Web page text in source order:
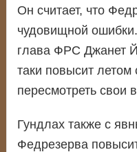
Он считает, что
чудовищной
глава ФРС Джанет
таки повысит летом
пересмотреть свои
Гундлах также с
Федрезерва